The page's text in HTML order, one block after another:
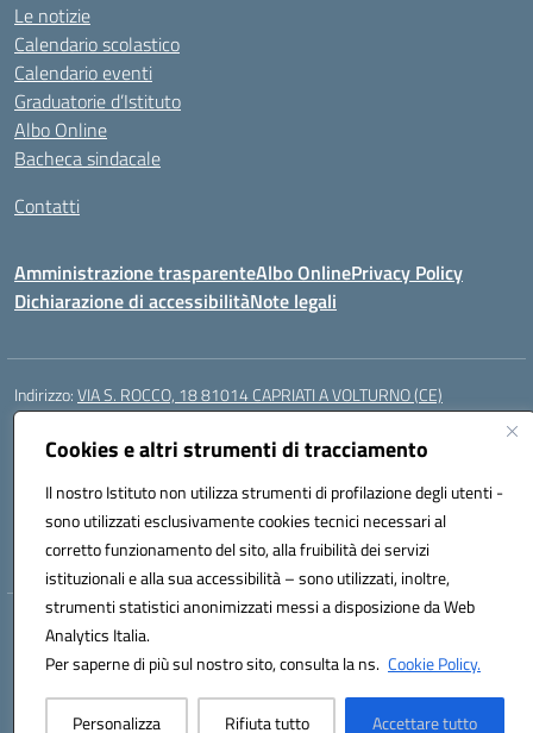
Cookies e altri strumenti di tracciamento
Il nostro Istituto non utilizza strumenti di profilazione degli utenti -
sono utilizzati esclusivamente cookies tecnici necessari al
corretto funzionamento del sito, alla fruibilità dei servizi
istituzionali e alla sua accessibilità – sono utilizzati, inoltre,
strumenti statistici anonimizzati messi a disposizione da Web
Analytics Italia.
Per saperne di più sul nostro sito, consulta la ns. Cookie Policy.
Personalizza Rifiuta tutto Accettare tutto
Le notizie
Calendario scolastico
Calendario eventi
Graduatorie d’Istituto
Albo Online
Bacheca sindacale
Contatti
Amministrazione trasparenteAlbo OnlinePrivacy Policy
Dichiarazione di accessibilitàNote legali
Indirizzo:VIA S. ROCCO, 18 81014 CAPRIATI A VOLTURNO (CE)
Centralino:0823944017 Email:ceic85400b@istruzione.it
Posta elettronica certificata (PEC):ceic85400b@pec.istruzione.it
Codice fiscale: 82000440618
Codice meccanografico:CEIC85400B
Codice Indice delle Pubbliche Amministrazioni (IPA): istsc_CEIC85400B
Hosting & Powered by 3D Solution S.r.l.
Concept & Design by Designers Italia